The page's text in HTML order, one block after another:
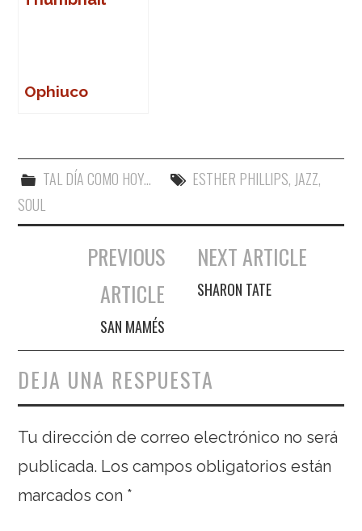
Ophiuco
TAL DÍA COMO HOY... ESTHER PHILLIPS, JAZZ,
SOUL
Navegación de entradas
PREVIOUS
ARTICLE
SAN MAMÉS
NEXT ARTICLE
SHARON TATE
DEJA UNA RESPUESTA
Tu dirección de correo electrónico no será
publicada. Los campos obligatorios están
marcados con *